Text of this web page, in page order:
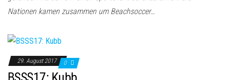
Nationen kamen zusammen um Beachsoccer…
29. August 2017 0